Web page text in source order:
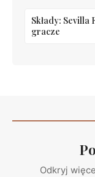
Składy: Sevilla
gracze
Odkryj